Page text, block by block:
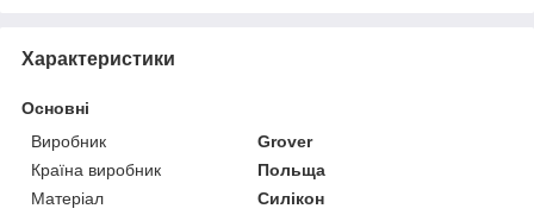
Характеристики
Основні
Виробник
Grover
Країна виробник
Польща
Матеріал
Силікон